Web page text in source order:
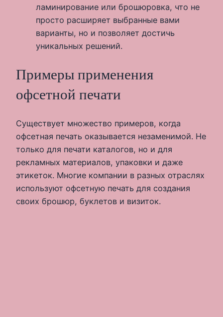
ламинирование или брошюровка, что не
просто расширяет выбранные вами
варианты, но и позволяет достичь
уникальных решений.
Примеры применения
офсетной печати
Существует множество примеров, когда
офсетная печать оказывается незаменимой. Не
только для печати каталогов, но и для
рекламных материалов, упаковки и даже
этикеток. Многие компании в разных отраслях
используют офсетную печать для создания
своих брошюр, буклетов и визиток.